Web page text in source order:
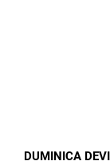
DUMINICA